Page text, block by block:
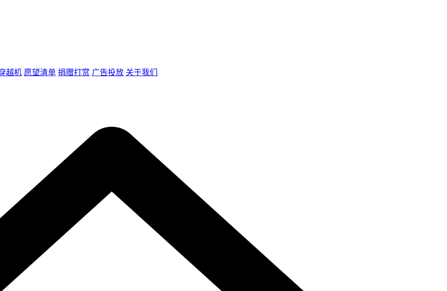
越机 愿望清单 捐赠打赏 广告投放 关于我们